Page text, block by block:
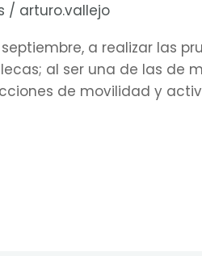
/ arturo.vallejo
a realizar las
al ser una de las de
de movilidad y